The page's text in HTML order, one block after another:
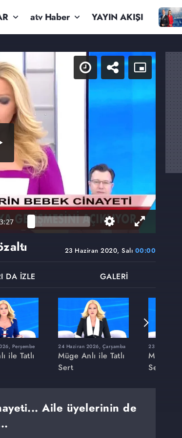
atv Haber YAYIN AKIŞI
23 Haziran 2020, Salı 00:00
DA İZLE GALERİ
Perşembe
ile Tatlı
24 Haziran 2026, Çarşamba
Müge Anlı ile Tatlı
Sert
23 Haziran
Müge
Sert
Aile üyelerinin de